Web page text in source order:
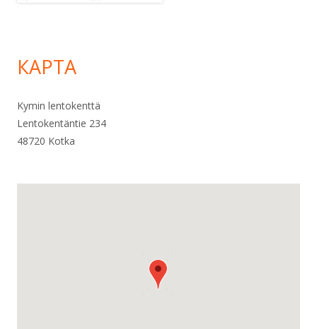
КАРТА
Kymin lentokenttä
Lentokentäntie 234
48720 Kotka